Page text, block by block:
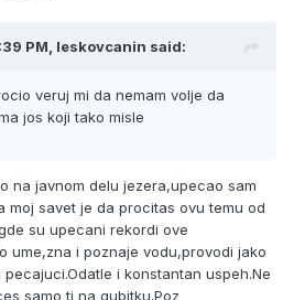
PM, leskovcanin said:
veruj mi da nemam volje da
jos koji tako misle
na javnom delu jezera,upecao sam
moj savet je da procitas ovu temu od
su upecani rekordi ove
ume,zna i poznaje vodu,provodi jako
i konstantan uspeh.Ne
samo ti na gubitku.Poz